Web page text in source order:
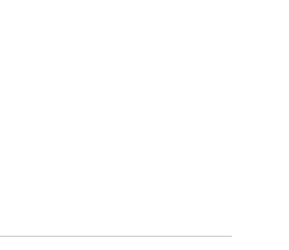
ihm Langlebigkeit und
Play-Funktion des